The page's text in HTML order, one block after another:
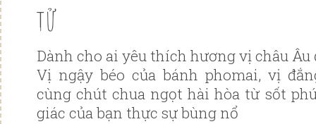
tử
Dành cho ai yêu thích hương vị châu Âu
Vị ngậy béo của bánh phomai, vị
cùng chút chua ngọt hài hòa từ sốt
giác của bạn thực sự bùng nổ